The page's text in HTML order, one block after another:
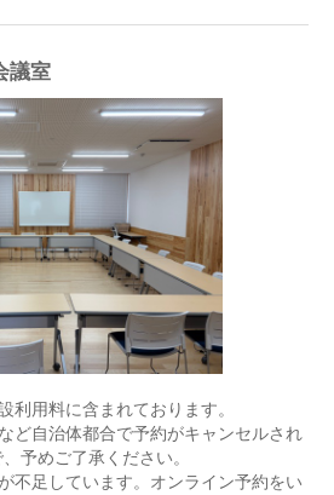
議室
利用料に含まれております。
ど自治体都合で予約がキャンセルされ
予めご了承ください。
不足しています。オンライン予約をい